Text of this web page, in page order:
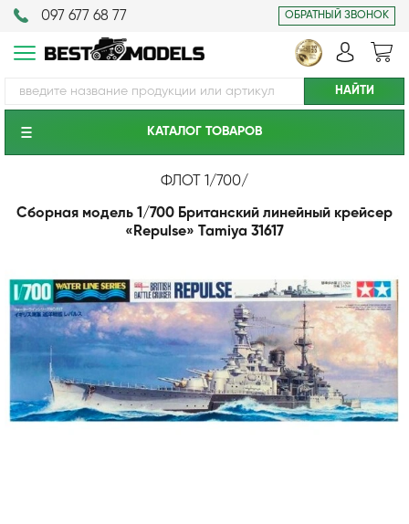
097 677 68 77 ОБРАТНЫЙ ЗВОНОК
КАТАЛОГ ТОВАРОВ
ФЛОТ 1/700/
Сборная модель 1/700 Британский линейный крейсер
«Repulse» Tamiya 31617